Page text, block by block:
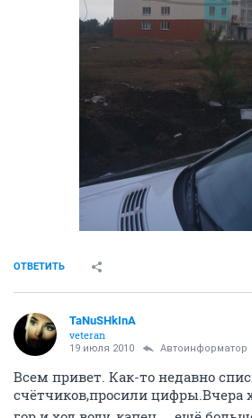
ОТВЕТИТЬ
TaNuSHkInA
veteran
19 июля 2010 Автоинформатор
Всем привет. Как-то недавно
счётчиков,просили цифры.Вчера